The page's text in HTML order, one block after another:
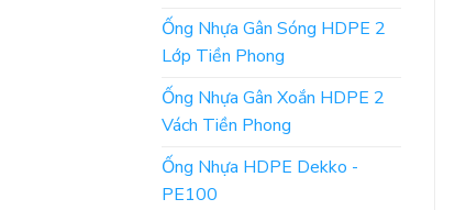
Ống Nhựa Gân Sóng HDPE 2
Lớp Tiền Phong
Ống Nhựa Gân Xoắn HDPE 2
Vách Tiền Phong
Ống Nhựa HDPE Dekko -
PE100